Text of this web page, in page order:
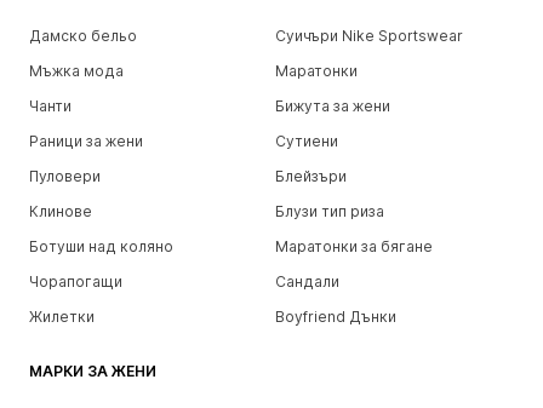
Дамско бельо
Суичъри Nike Sportswear
Мъжка мода
Маратонки
Чанти
Бижута за жени
Раници за жени
Сутиени
Пуловери
Блейзъри
Клинове
Блузи тип риза
Ботуши над коляно
Маратонки за бягане
Чорапогащи
Сандали
Жилетки
Boyfriend Дънки
МАРКИ ЗА ЖЕНИ